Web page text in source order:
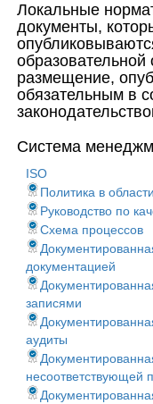
Локальные
документы,
образовательной
размещение,
обязательным в
Система
ISO
Политика в
Руководство по
Схема процессов
документацией
записями
аудиты
несоответствующей